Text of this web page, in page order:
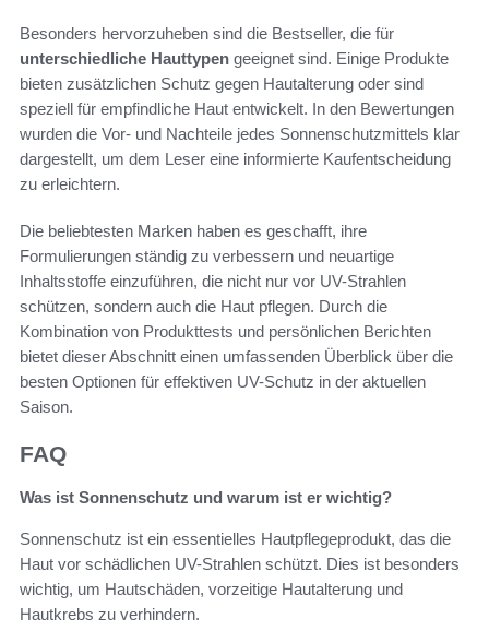
Besonders hervorzuheben sind die Bestseller, die für
unterschiedliche Hauttypen geeignet sind. Einige Produkte
bieten zusätzlichen Schutz gegen Hautalterung oder sind
speziell für empfindliche Haut entwickelt. In den Bewertungen
wurden die Vor- und Nachteile jedes Sonnenschutzmittels klar
dargestellt, um dem Leser eine informierte Kaufentscheidung
zu erleichtern.
Die beliebtesten Marken haben es geschafft, ihre
Formulierungen ständig zu verbessern und neuartige
Inhaltsstoffe einzuführen, die nicht nur vor UV-Strahlen
schützen, sondern auch die Haut pflegen. Durch die
Kombination von Produkttests und persönlichen Berichten
bietet dieser Abschnitt einen umfassenden Überblick über die
besten Optionen für effektiven UV-Schutz in der aktuellen
Saison.
FAQ
Was ist Sonnenschutz und warum ist er wichtig?
Sonnenschutz ist ein essentielles Hautpflegeprodukt, das die
Haut vor schädlichen UV-Strahlen schützt. Dies ist besonders
wichtig, um Hautschäden, vorzeitige Hautalterung und
Hautkrebs zu verhindern.